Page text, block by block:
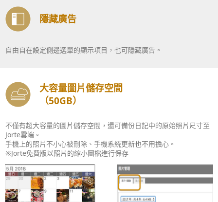
隱藏廣告
自由自在設定側邊選單的顯示項目，也可隱藏廣告。
大容量圖片儲存空間
（50GB）
不僅有超大容量的圖片儲存空間，還可備份日記中的原始照片尺寸至
Jorte雲端。
手機上的照片不小心被刪除、手機系統更新也不用擔心。
※Jorte免費版以照片的縮小圖檔進行保存